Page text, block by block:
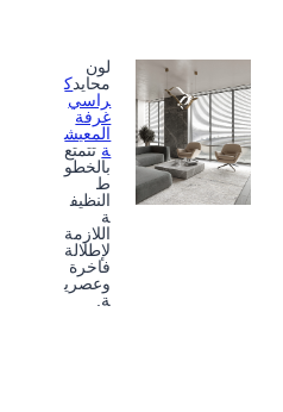
لون
محايدك
راسي
غرفة
المعيش
ة تتمتع
بالخطو
ط
النظيف
ة
اللازمة
لإطلالة
فاخرة
وعصري
ة.